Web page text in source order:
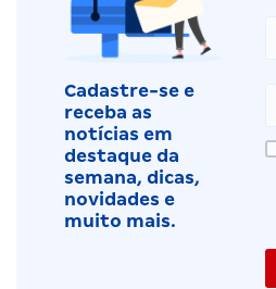
Cadastre-se e
receba as
notícias em
destaque da
semana, dicas,
novidades e
muito mais.